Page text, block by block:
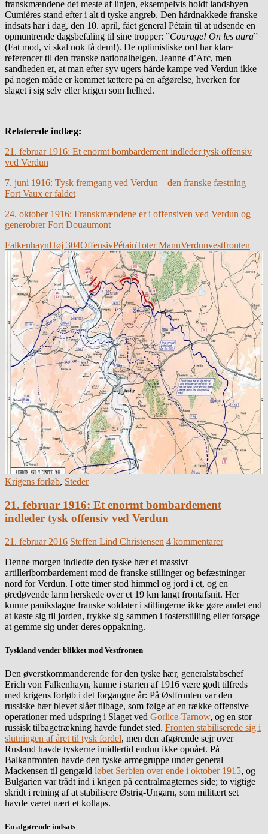
franskmændene det meste af linjen, eksempelvis holdt landsbyen
Cumières stand efter i alt ti tyske angreb. Den hårdnakkede franske
indsats har i dag, den 10. april, fået general Pétain til at udsende en
opmuntrende dagsbefaling til sine tropper: ”Courage! On les aura”
(Fat mod, vi skal nok få dem!). De optimistiske ord har klare
referencer til den franske nationalhelgen, Jeanne d’Arc, men
sandheden er, at man efter syv ugers hårde kampe ved Verdun ikke
på nogen måde er kommet tættere på en afgørelse, hverken for
slaget i sig selv eller krigen som helhed.
Relaterede indlæg:
21. februar 1916: Et enormt bombardement indleder tysk offensiv
ved Verdun
7. juni 1916: Tysk fremgang ved Verdun – den franske fæstning
Fort Vaux er faldet
24. oktober 1916: Franskmændene er i offensiven ved Verdun og
generobrer Fort Douaumont
FalkenhaynHøj 304OffensivPétainToter MannVerdunvestfronten
Krigens forløb, Steder
21. februar 1916: Et enormt bombardement
indleder tysk offensiv ved Verdun
21. februar 2016 Steffen Lind Christensen 4 kommentarer
Denne morgen indledte den tyske hær et massivt
artilleribombardement mod de franske stillinger og befæstninger
nord for Verdun. I otte timer stod himmel og jord i et, og en
øredøvende larm herskede over et 19 km langt frontafsnit. Her
kunne panikslagne franske soldater i stillingerne ikke gøre andet end
at kaste sig til jorden, trykke sig sammen i fosterstilling eller forsøge
at gemme sig under deres oppakning.
Tyskland vender blikket mod Vestfronten
Den øverstkommanderende for den tyske hær, generalstabschef
Erich von Falkenhayn, kunne i starten af 1916 være godt tilfreds
med krigens forløb i det forgangne år: På Østfronten var den
russiske hær blevet slået tilbage, som følge af en række offensive
operationer med udspring i Slaget ved Gorlice-Tarnow, og en stor
russisk tilbagetrækning havde fundet sted. Fronten stabiliserede sig i
slutningen af året til tysk fordel, men den afgørende sejr over
Rusland havde tyskerne imidlertid endnu ikke opnået. På
Balkanfronten havde den tyske armegruppe under general
Mackensen til gengæld løbet Serbien over ende i oktober 1915, og
Bulgarien var trådt ind i krigen på centralmagternes side; to vigtige
skridt i retning af at stabilisere Østrig-Ungarn, som militært set
havde været nært et kollaps.
En afgørende indsats